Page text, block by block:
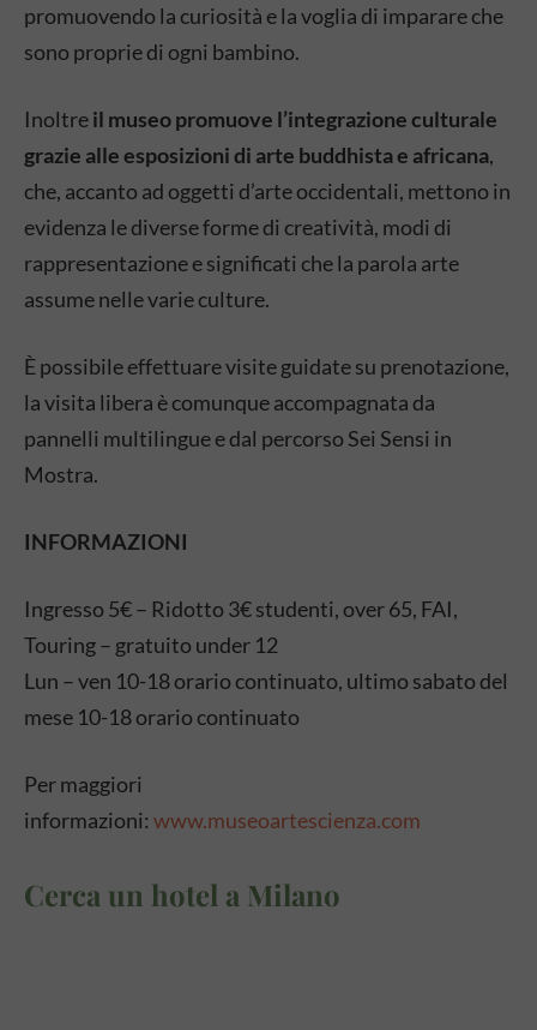
promuovendo la curiosità e la voglia di imparare che
sono proprie di ogni bambino.
Inoltreil museo promuove l’integrazione culturale
grazie alle esposizioni di arte buddhista e africana,
che, accanto ad oggetti d’arte occidentali, mettono in
evidenza le diverse forme di creatività, modi di
rappresentazione e significati che la parola arte
assume nelle varie culture.
È possibile effettuare visite guidate su prenotazione,
la visita libera è comunque accompagnata da
pannelli multilingue e dal percorso Sei Sensi in
Mostra.
INFORMAZIONI
Ingresso 5€ – Ridotto 3€ studenti, over 65, FAI,
Touring – gratuito under 12
Lun – ven 10-18 orario continuato, ultimo sabato del
mese 10-18 orario continuato
Per maggiori
informazioni: www.museoartescienza.com
Cerca un hotel a Milano